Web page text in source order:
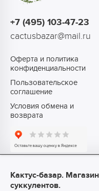
+7 (495) 103-47-23
cactusbazar@mail.ru
Оферта и политика
конфиденциальности
Пользовательское
соглашение
Условия обмена и
возврата
Кактус-базар.
суккулентов.